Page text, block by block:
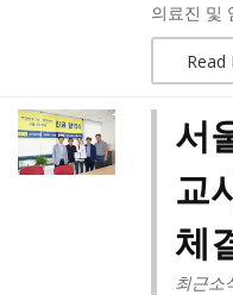
의료진 및
Read
서
교
체
최근소